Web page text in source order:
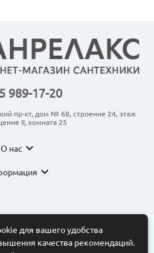
989-17-20
пр-кт, дом № 68, строение 24, этаж
II, комната 25
О нас expand_more
expand_more
ООО “АНКОМ”
для вашего удобства
качества рекомендаций.